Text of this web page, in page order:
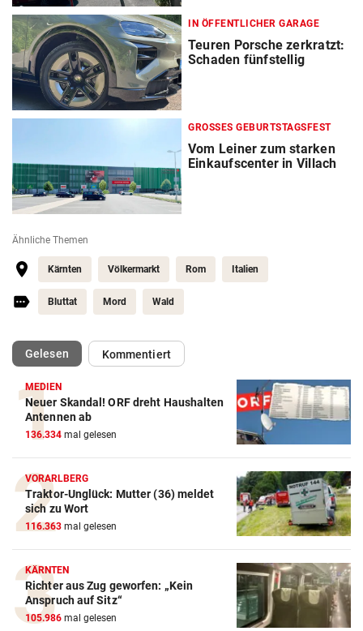
IN ÖFFENTLICHER GARAGE
Teuren Porsche zerkratzt:
Schaden fünfstellig
GROSSES GEBURTSTAGSFEST
Vom Leiner zum starken
Einkaufscenter in Villach
Ähnliche Themen
Kärnten Völkermarkt Rom Italien
Bluttat Mord Wald
Gelesen(ausgewählt)Kommentiert
MEDIEN
Neuer Skandal! ORF dreht Haushalten
Antennen ab
136.334 mal gelesen
VORARLBERG
Traktor-Unglück: Mutter (36) meldet
sich zu Wort
116.363 mal gelesen
KÄRNTEN
Richter aus Zug geworfen: „Kein
Anspruch auf Sitz“
105.986 mal gelesen